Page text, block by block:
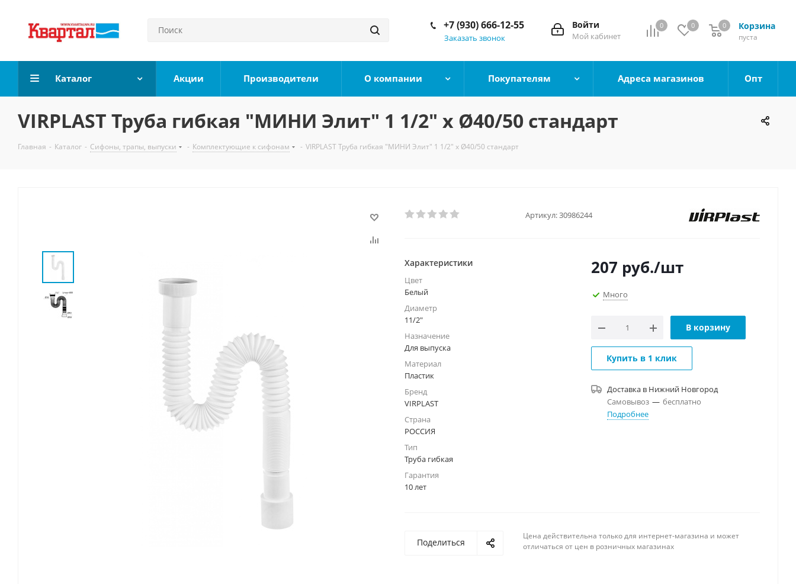
0 0 Корзина
0
пуста
0
Войти
Мой кабинет
+7 (930) 666-12-55
Заказать звонок
Каталог Акции Производители О компании Покупателям Адреса магазинов Опт
VIRPLAST Труба гибкая "МИНИ Элит" 1 1/2" х Ø40/50 стандарт
Главная - Каталог - Сифоны, трапы, выпуски - Комплектующие к сифонам - VIRPLAST Труба гибкая "МИНИ Элит" 1 1/2" х Ø40/50 стандарт
Артикул:30986244
Характеристики
Цвет
Белый
Диаметр
11/2"
Назначение
Для выпуска
Материал
Пластик
Бренд
VIRPLAST
Страна
РОССИЯ
Тип
Труба гибкая
Гарантия
10 лет
207 руб./шт
Много
В корзину
Купить в 1 клик
Доставка в Нижний Новгород
Самовывоз — бесплатно
Подробнее
Поделиться
Цена действительна только для интернет-магазина и может
отличаться от цен в розничных магазинах